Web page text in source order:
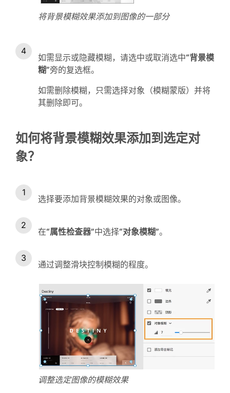
将背景模糊效果添加到图像的一部分
如需显示或隐藏模糊，请选中或取消选中“背景模
糊”旁的复选框。
如需删除模糊，只需选择对象（模糊蒙版）并将
其删除即可。
如何将背景模糊效果添加到选定对
象？
选择要添加背景模糊效果的对象或图像。
在“属性检查器”中选择“对象模糊”。
通过调整滑块控制模糊的程度。
调整选定图像的模糊效果